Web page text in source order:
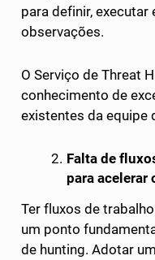
para definir,
observações.
O Serviço de Threat
conhecimento de
existentes da equipe
Falta de
para acelerar
Ter fluxos de
um ponto
de hunting. Adotar